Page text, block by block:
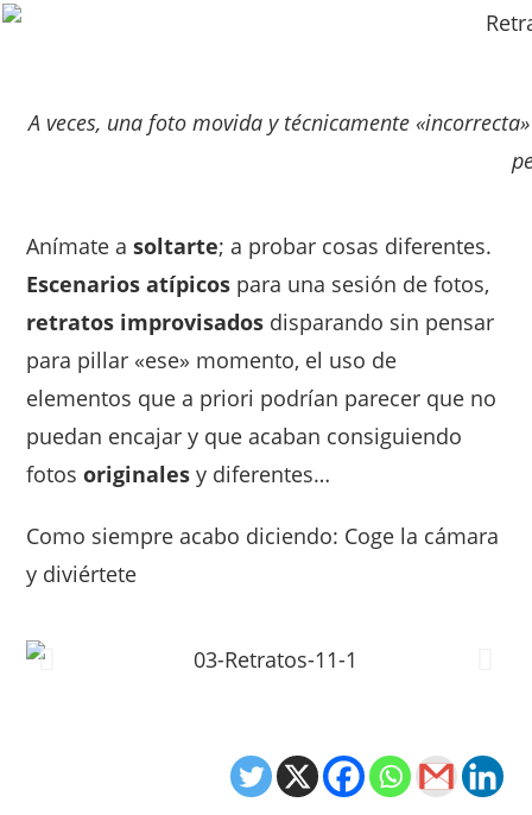
A veces, una foto movida y técnicamente
Anímate asoltarte; a probar cosas diferentes.
Escenarios atípicos para una sesión de fotos,
retratos improvisados disparando sin pensar
para pillar «ese» momento, el uso de
elementos que a priori podrían parecer que no
puedan encajar y que acaban consiguiendo
fotosoriginalesy diferentes…
Como siempre acabo diciendo: Coge la cámara
y diviértete